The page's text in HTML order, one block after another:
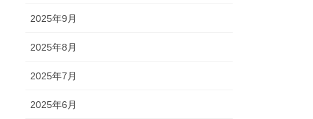
2025年9月
2025年8月
2025年7月
2025年6月